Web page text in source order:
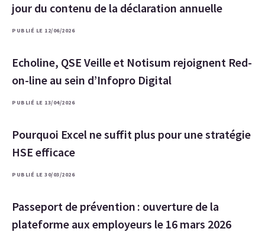
jour du contenu de la déclaration annuelle
PUBLIÉ LE 12/06/2026
Echoline, QSE Veille et Notisum rejoignent Red-
on-line au sein d’Infopro Digital
PUBLIÉ LE 13/04/2026
Pourquoi Excel ne suffit plus pour une stratégie
HSE efficace
PUBLIÉ LE 30/03/2026
Passeport de prévention : ouverture de la
plateforme aux employeurs le 16 mars 2026